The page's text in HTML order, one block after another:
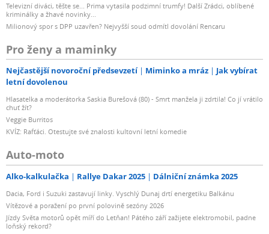
Televizní diváci, těšte se... Prima vytasila podzimní trumfy! Další Zrádci, oblíbené
kriminálky a žhavé novinky...
Milionový spor s DPP uzavřen? Nejvyšší soud odmítl dovolání Rencaru
Pro ženy a maminky
Nejčastější novoroční předsevzetí Miminko a mráz
Jak vybírat
letní dovolenou
Hlasatelka a moderátorka Saskia Burešová (80) - Smrt manžela ji zdrtila! Co jí vrátilo
chuť žít?
Veggie Burritos
KVÍZ: Rafťáci. Otestujte své znalosti kultovní letní komedie
Auto-moto
Alko-kalkulačka Rallye Dakar 2025 Dálniční známka 2025
Dacia, Ford i Suzuki zastavují linky. Vyschlý Dunaj drtí energetiku Balkánu
Vítězové a poražení po první polovině sezóny 2026
Jízdy Světa motorů opět míří do Letňan! Pátého září zažijete elektromobil, padne
loňský rekord?